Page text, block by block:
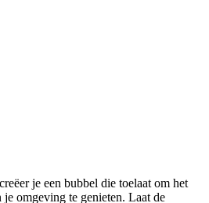
je een bubbel die toelaat om het
omgeving te genieten. Laat de